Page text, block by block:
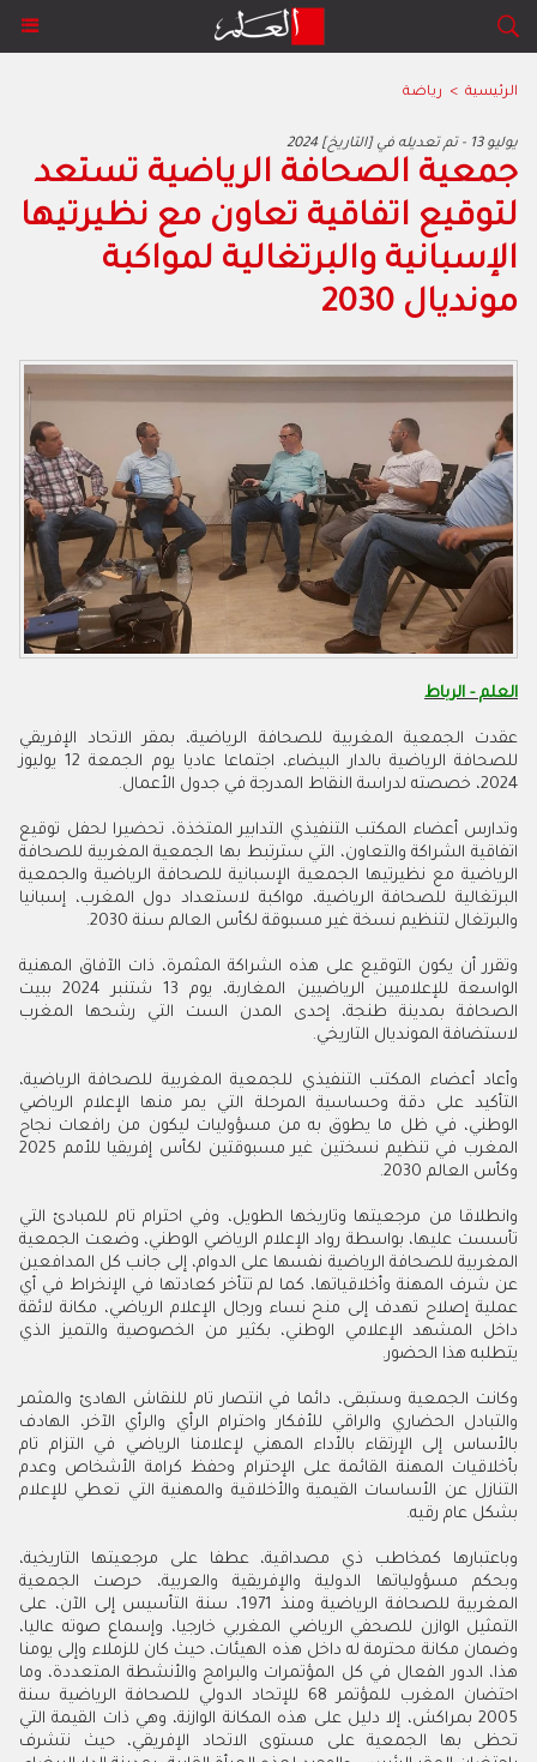
الرئيسية > رياضة
2024 يوليو 13 - تم تعديله في [التاريخ]
جمعية الصحافة الرياضية تستعد
لتوقيع اتفاقية تعاون مع نظيرتيها
الإسبانية والبرتغالية لمواكبة
مونديال 2030
العلم - الرباط
عقدت الجمعية المغربية للصحافة الرياضية، بمقر الاتحاد الإفريقي
للصحافة الرياضية بالدار البيضاء، اجتماعا عاديا يوم الجمعة 12 يوليوز
2024، خصصته لدراسة النقاط المدرجة في جدول الأعمال.
وتدارس أعضاء المكتب التنفيذي التدابير المتخذة، تحضيرا لحفل توقيع
اتفاقية الشراكة والتعاون، التي سترتبط بها الجمعية المغربية للصحافة
الرياضية مع نظيرتيها الجمعية الإسبانية للصحافة الرياضية والجمعية
البرتغالية للصحافة الرياضية، مواكبة لاستعداد دول المغرب، إسبانيا
والبرتغال لتنظيم نسخة غير مسبوقة لكأس العالم سنة 2030.
وتقرر أن يكون التوقيع على هذه الشراكة المثمرة، ذات الآفاق المهنية
الواسعة للإعلاميين الرياضيين المغاربة، يوم 13 شتنبر 2024 ببيت
الصحافة بمدينة طنجة، إحدى المدن الست التي رشحها المغرب
لاستضافة المونديال التاريخي.
وأعاد أعضاء المكتب التنفيذي للجمعية المغربية للصحافة الرياضية،
التأكيد على دقة وحساسية المرحلة التي يمر منها الإعلام الرياضي
الوطني، في ظل ما يطوق به من مسؤوليات ليكون من رافعات نجاح
المغرب في تنظيم نسختين غير مسبوقتين لكأس إفريقيا للأمم 2025
وكأس العالم 2030.
وانطلاقا من مرجعيتها وتاريخها الطويل، وفي احترام تام للمبادئ التي
تأسست عليها، بواسطة رواد الإعلام الرياضي الوطني، وضعت الجمعية
المغربية للصحافة الرياضية نفسها على الدوام، إلى جانب كل المدافعين
عن شرف المهنة وأخلاقياتها، كما لم تتأخر كعادتها في الإنخراط في أي
عملية إصلاح تهدف إلى منح نساء ورجال الإعلام الرياضي، مكانة لائقة
داخل المشهد الإعلامي الوطني، بكثير من الخصوصية والتميز الذي
يتطلبه هذا الحضور.
وكانت الجمعية وستبقى، دائما في انتصار تام للنقاش الهادئ والمثمر
والتبادل الحضاري والراقي للأفكار واحترام الرأي والرأي الآخر، الهادف
بالأساس إلى الإرتقاء بالأداء المهني لإعلامنا الرياضي في التزام تام
بأخلاقيات المهنة القائمة على الإحترام وحفظ كرامة الأشخاص وعدم
التنازل عن الأساسات القيمية والأخلاقية والمهنية التي تعطي للإعلام
بشكل عام رقيه.
وباعتبارها كمخاطب ذي مصداقية، عطفا على مرجعيتها التاريخية،
وبحكم مسؤولياتها الدولية والإفريقية والعربية، حرصت الجمعية
المغربية للصحافة الرياضية ومنذ 1971، سنة التأسيس إلى الآن، على
التمثيل الوازن للصحفي الرياضي المغربي خارجيا، وإسماع صوته عاليا،
وضمان مكانة محترمة له داخل هذه الهيئات، حيث كان للزملاء وإلى يومنا
هذا، الدور الفعال في كل المؤتمرات والبرامج والأنشطة المتعددة، وما
احتضان المغرب للمؤتمر 68 للإتحاد الدولي للصحافة الرياضية سنة
2005 بمراكش، إلا دليل على هذه المكانة الوازنة، وهي ذات القيمة التي
تحظى بها الجمعية على مستوى الاتحاد الإفريقي، حيث نتشرف